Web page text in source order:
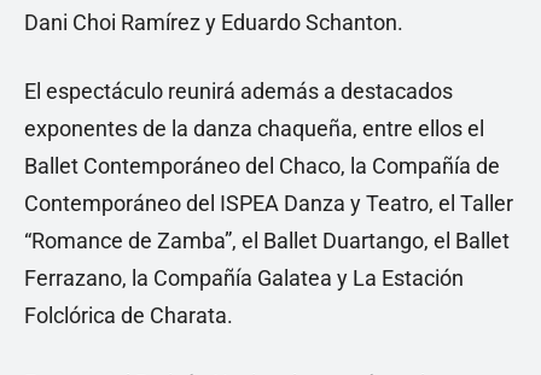
Dani Choi Ramírez y Eduardo Schanton.
El espectáculo reunirá además a destacados
exponentes de la danza chaqueña, entre ellos el
Ballet Contemporáneo del Chaco, la Compañía de
Contemporáneo del ISPEA Danza y Teatro, el Taller
“Romance de Zamba”, el Ballet Duartango, el Ballet
Ferrazano, la Compañía Galatea y La Estación
Folclórica de Charata.